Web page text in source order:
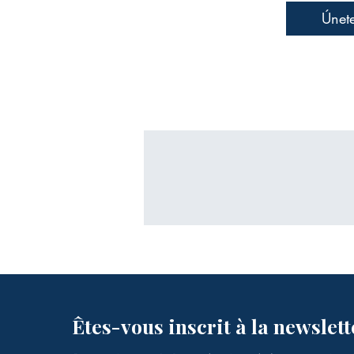
Êtes-vous inscrit à la